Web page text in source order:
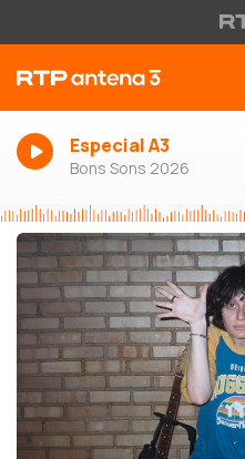
Especial A3
Bons Sons 2026